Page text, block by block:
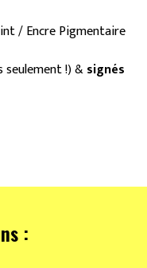
/ Encre Pigmentaire
seulement !) &signés
: